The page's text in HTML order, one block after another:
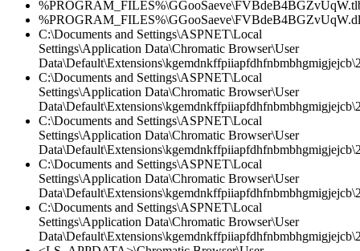
C:\Documents and Settings\ASPNET\Local
Settings\Application Data\Chromatic Browser\User
C:\Documents and Settings\ASPNET\Local
Settings\Application Data\Chromatic Browser\User
C:\Documents and Settings\ASPNET\Local
Settings\Application Data\Chromatic Browser\User
C:\Documents and Settings\ASPNET\Local
Settings\Application Data\Chromatic Browser\User
C:\Documents and Settings\ASPNET\Local
Settings\Application Data\Chromatic Browser\User